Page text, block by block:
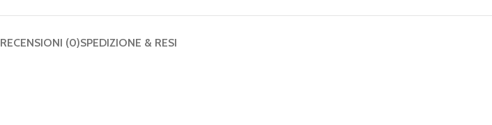
RECENSIONI (0)SPEDIZIONE & RESI